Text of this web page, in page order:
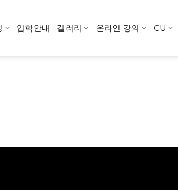
입학안내 갤러리 온라인 강의 CU